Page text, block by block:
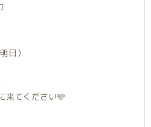
日）
来てください🩵